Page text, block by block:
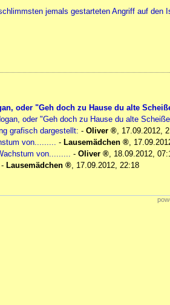
jemals gestarteten Angriff auf den
oder "Geh doch zu Hause du alte
oder "Geh doch zu Hause du alte
grafisch dargestellt: - Oliver , 17.09.2012,
von......... - Lausemädchen ,
von......... - Oliver , 18.09.2012,
- Lausemädchen , 17.09.2012, 22:18